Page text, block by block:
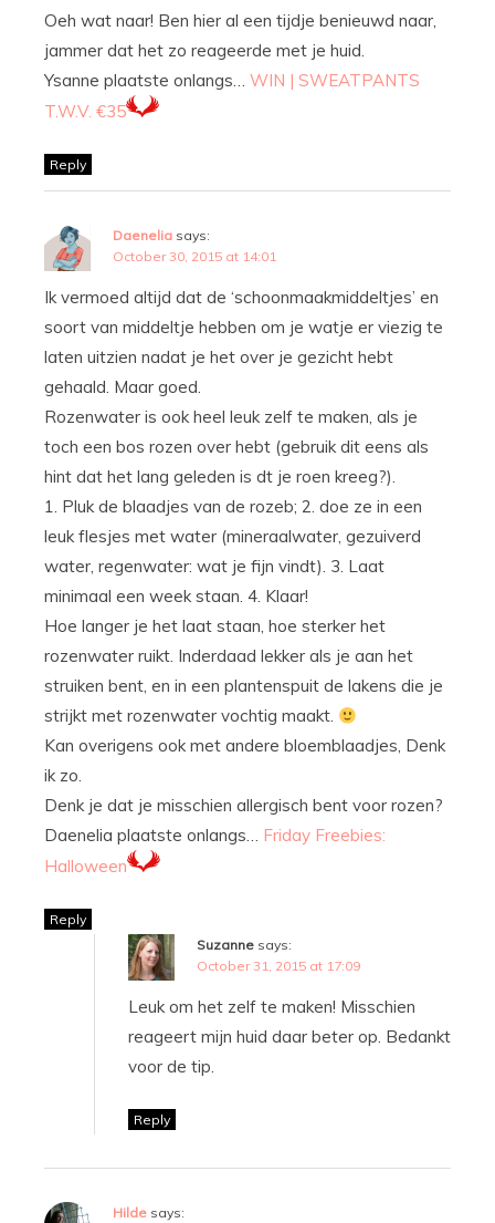
Oeh wat naar! Ben hier al een tijdje benieuwd naar,
jammer dat het zo reageerde met je huid.
Ysanne plaatste onlangs… WIN | SWEATPANTS
T.W.V. €35
Reply
Daenelia says:
October 30, 2015 at 14:01
Ik vermoed altijd dat de ‘schoonmaakmiddeltjes’ en
soort van middeltje hebben om je watje er viezig te
laten uitzien nadat je het over je gezicht hebt
gehaald. Maar goed.
Rozenwater is ook heel leuk zelf te maken, als je
toch een bos rozen over hebt (gebruik dit eens als
hint dat het lang geleden is dt je roen kreeg?).
1. Pluk de blaadjes van de rozeb; 2. doe ze in een
leuk flesjes met water (mineraalwater, gezuiverd
water, regenwater: wat je fijn vindt). 3. Laat
minimaal een week staan. 4. Klaar!
Hoe langer je het laat staan, hoe sterker het
rozenwater ruikt. Inderdaad lekker als je aan het
struiken bent, en in een plantenspuit de lakens die je
strijkt met rozenwater vochtig maakt.
Kan overigens ook met andere bloemblaadjes, Denk
ik zo.
Denk je dat je misschien allergisch bent voor rozen?
Daenelia plaatste onlangs… Friday Freebies:
Halloween
Reply
Suzanne says:
October 31, 2015 at 17:09
Leuk om het zelf te maken! Misschien
reageert mijn huid daar beter op. Bedankt
voor de tip.
Reply
Hilde says: